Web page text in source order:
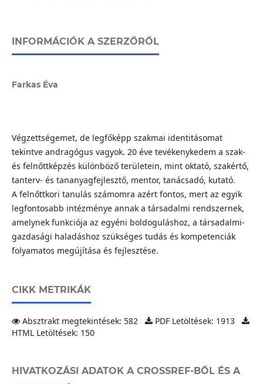
INFORMÁCIÓK A SZERZŐRŐL
Farkas Éva
Végzettségemet, de legfőképp szakmai identitásomat
tekintve andragógus vagyok. 20 éve tevékenykedem a szak-
és felnőttképzés különböző területein, mint oktató, szakértő,
tanterv- és tananyagfejlesztő, mentor, tanácsadó, kutató.
A felnőttkori tanulás számomra azért fontos, mert az egyik
legfontosabb intézménye annak a társadalmi rendszernek,
amelynek funkciója az egyéni boldoguláshoz, a társadalmi-
gazdasági haladáshoz szükséges tudás és kompetenciák
folyamatos megújítása és fejlesztése.
CIKK METRIKÁK
Absztrakt megtekintések: 582
PDF Letöltések: 1913
HTML Letöltések: 150
HIVATKOZÁSI ADATOK A CROSSREF-BŐL ÉS A